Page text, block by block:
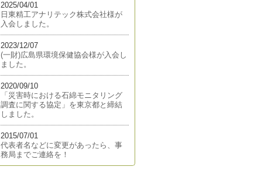
2025/04/01
日東精工アナリテック株式会社様が
入会しました。
2023/12/07
(一財)広島県環境保健協会様が入会し
ました。
2020/09/10
「災害時における石綿モニタリング
調査に関する協定」を東京都と締結
しました。
2015/07/01
代表者名などに変更があったら、事
務局までご連絡を！